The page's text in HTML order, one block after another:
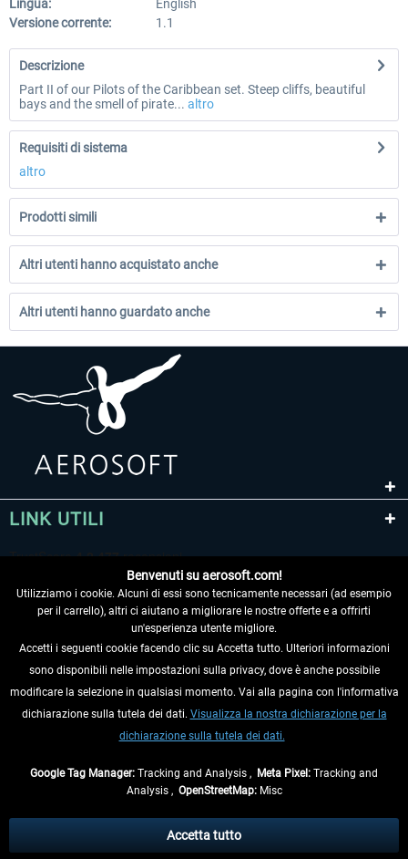
Lingua:
English
Versione corrente:
1.1
Descrizione
Part II of our Pilots of the Caribbean set. Steep cliffs, beautiful
bays and the smell of pirate... altro
Requisiti di sistema
altro
Prodotti simili
Altri utenti hanno acquistato anche
Altri utenti hanno guardato anche
LINK UTILI
RECEDERE DAL CONTRATTO
INFORMAZIONI
eventualmente le spese di spedizione, se non diversamente descritto.
** Riguarda le spedizioni al di fuori della Germania, i tempi di consegna per le
Benvenuti su aerosoft.com!
Utilizziamo i cookie. Alcuni di essi sono tecnicamente necessari (ad esempio
per il carrello), altri ci aiutano a migliorare le nostre offerte e a offrirti
un'esperienza utente migliore.
Accetti i seguenti cookie facendo clic su Accetta tutto. Ulteriori informazioni
sono disponibili nelle impostazioni sulla privacy, dove è anche possibile
modificare la selezione in qualsiasi momento. Vai alla pagina con l'informativa
dichiarazione sulla tutela dei dati. Visualizza la nostra dichiarazione per la
dichiarazione sulla tutela dei dati.
Google Tag Manager: Tracking and Analysis , Meta Pixel: Tracking and
Analysis , OpenStreetMap:Misc
Accetta tutto